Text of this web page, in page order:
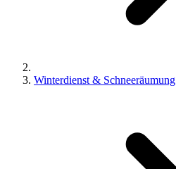
Winterdienst & Schneeräumung